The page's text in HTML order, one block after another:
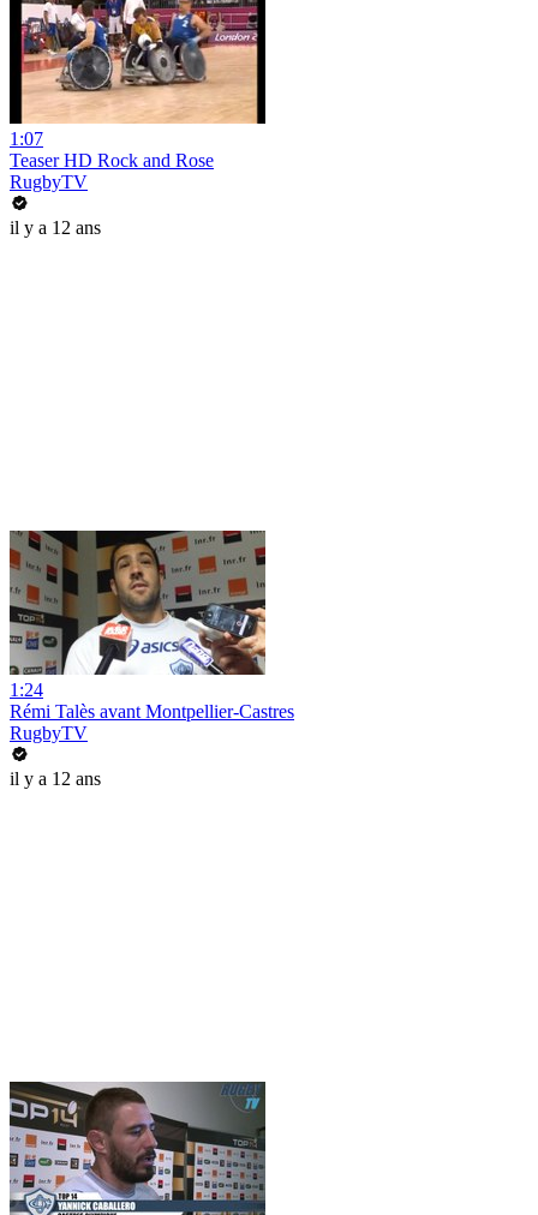
1:07
Teaser HD Rock and Rose
RugbyTV
il y a 12 ans
1:24
Rémi Talès avant Montpellier-Castres
RugbyTV
il y a 12 ans